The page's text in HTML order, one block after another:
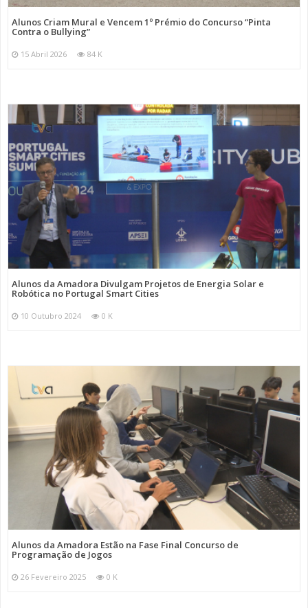
Alunos Criam Mural e Vencem 1º Prémio do Concurso “Pinta
Contra o Bullying”
15 Abril 2026 84 K
Alunos da Amadora Divulgam Projetos de Energia Solar e
Robótica no Portugal Smart Cities
10 Outubro 2024 0 K
Alunos da Amadora Estão na Fase Final Concurso de
Programação de Jogos
26 Fevereiro 2025 0 K